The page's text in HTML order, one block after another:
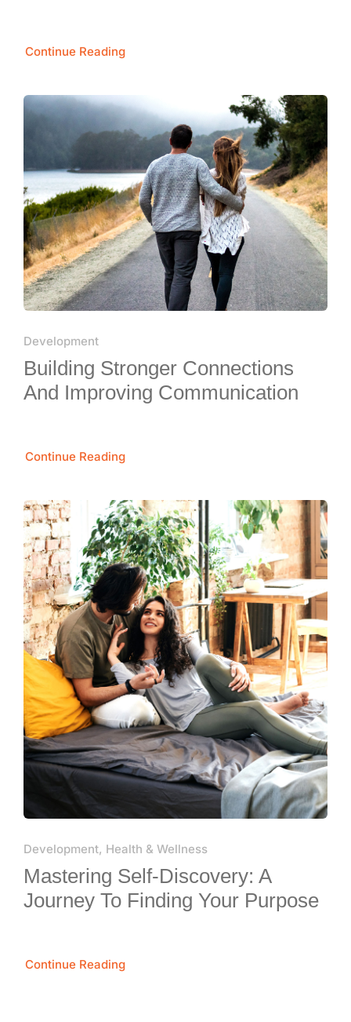
Continue Reading
Development
Building Stronger Connections
And Improving Communication
Continue Reading
Development, Health & Wellness
Mastering Self-Discovery: A
Journey To Finding Your Purpose
Continue Reading